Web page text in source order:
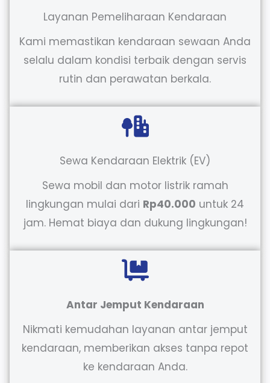
Layanan Pemeliharaan Kendaraan
Kami memastikan kendaraan sewaan Anda
selalu dalam kondisi terbaik dengan servis
rutin dan perawatan berkala.
Sewa Kendaraan Elektrik (EV)
Sewa mobil dan motor listrik ramah
lingkungan mulai dari Rp40.000 untuk 24
jam. Hemat biaya dan dukung lingkungan!
Antar Jemput Kendaraan
Nikmati kemudahan layanan antar jemput
kendaraan, memberikan akses tanpa repot
ke kendaraan Anda.